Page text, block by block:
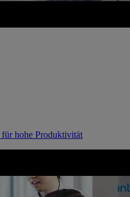
hohe Produktivität